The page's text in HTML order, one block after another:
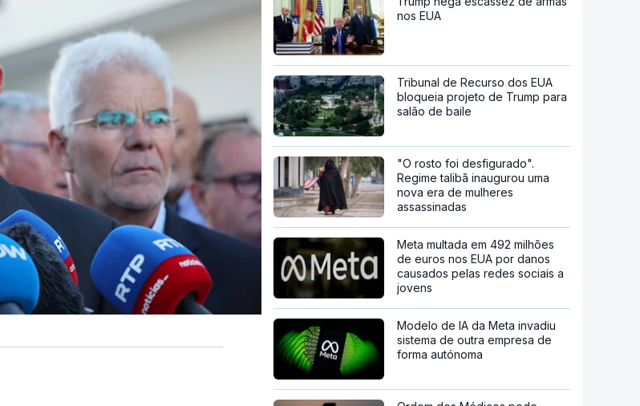
nos EUA
Tribunal de Recurso dos EUA
bloqueia projeto de Trump para
salão de baile
"O rosto foi desfigurado".
Regime talibã inaugurou uma
nova era de mulheres
assassinadas
Meta multada em 492 milhões
de euros nos EUA por danos
causados pelas redes sociais a
jovens
Modelo de IA da Meta invadiu
sistema de outra empresa de
forma autónoma